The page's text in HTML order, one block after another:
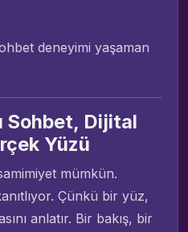
deneyimi yaşaman
Sohbet, Dijital
Yüzü
mümkün.
Çünkü bir yüz,
anlatır. Bir bakış, bir